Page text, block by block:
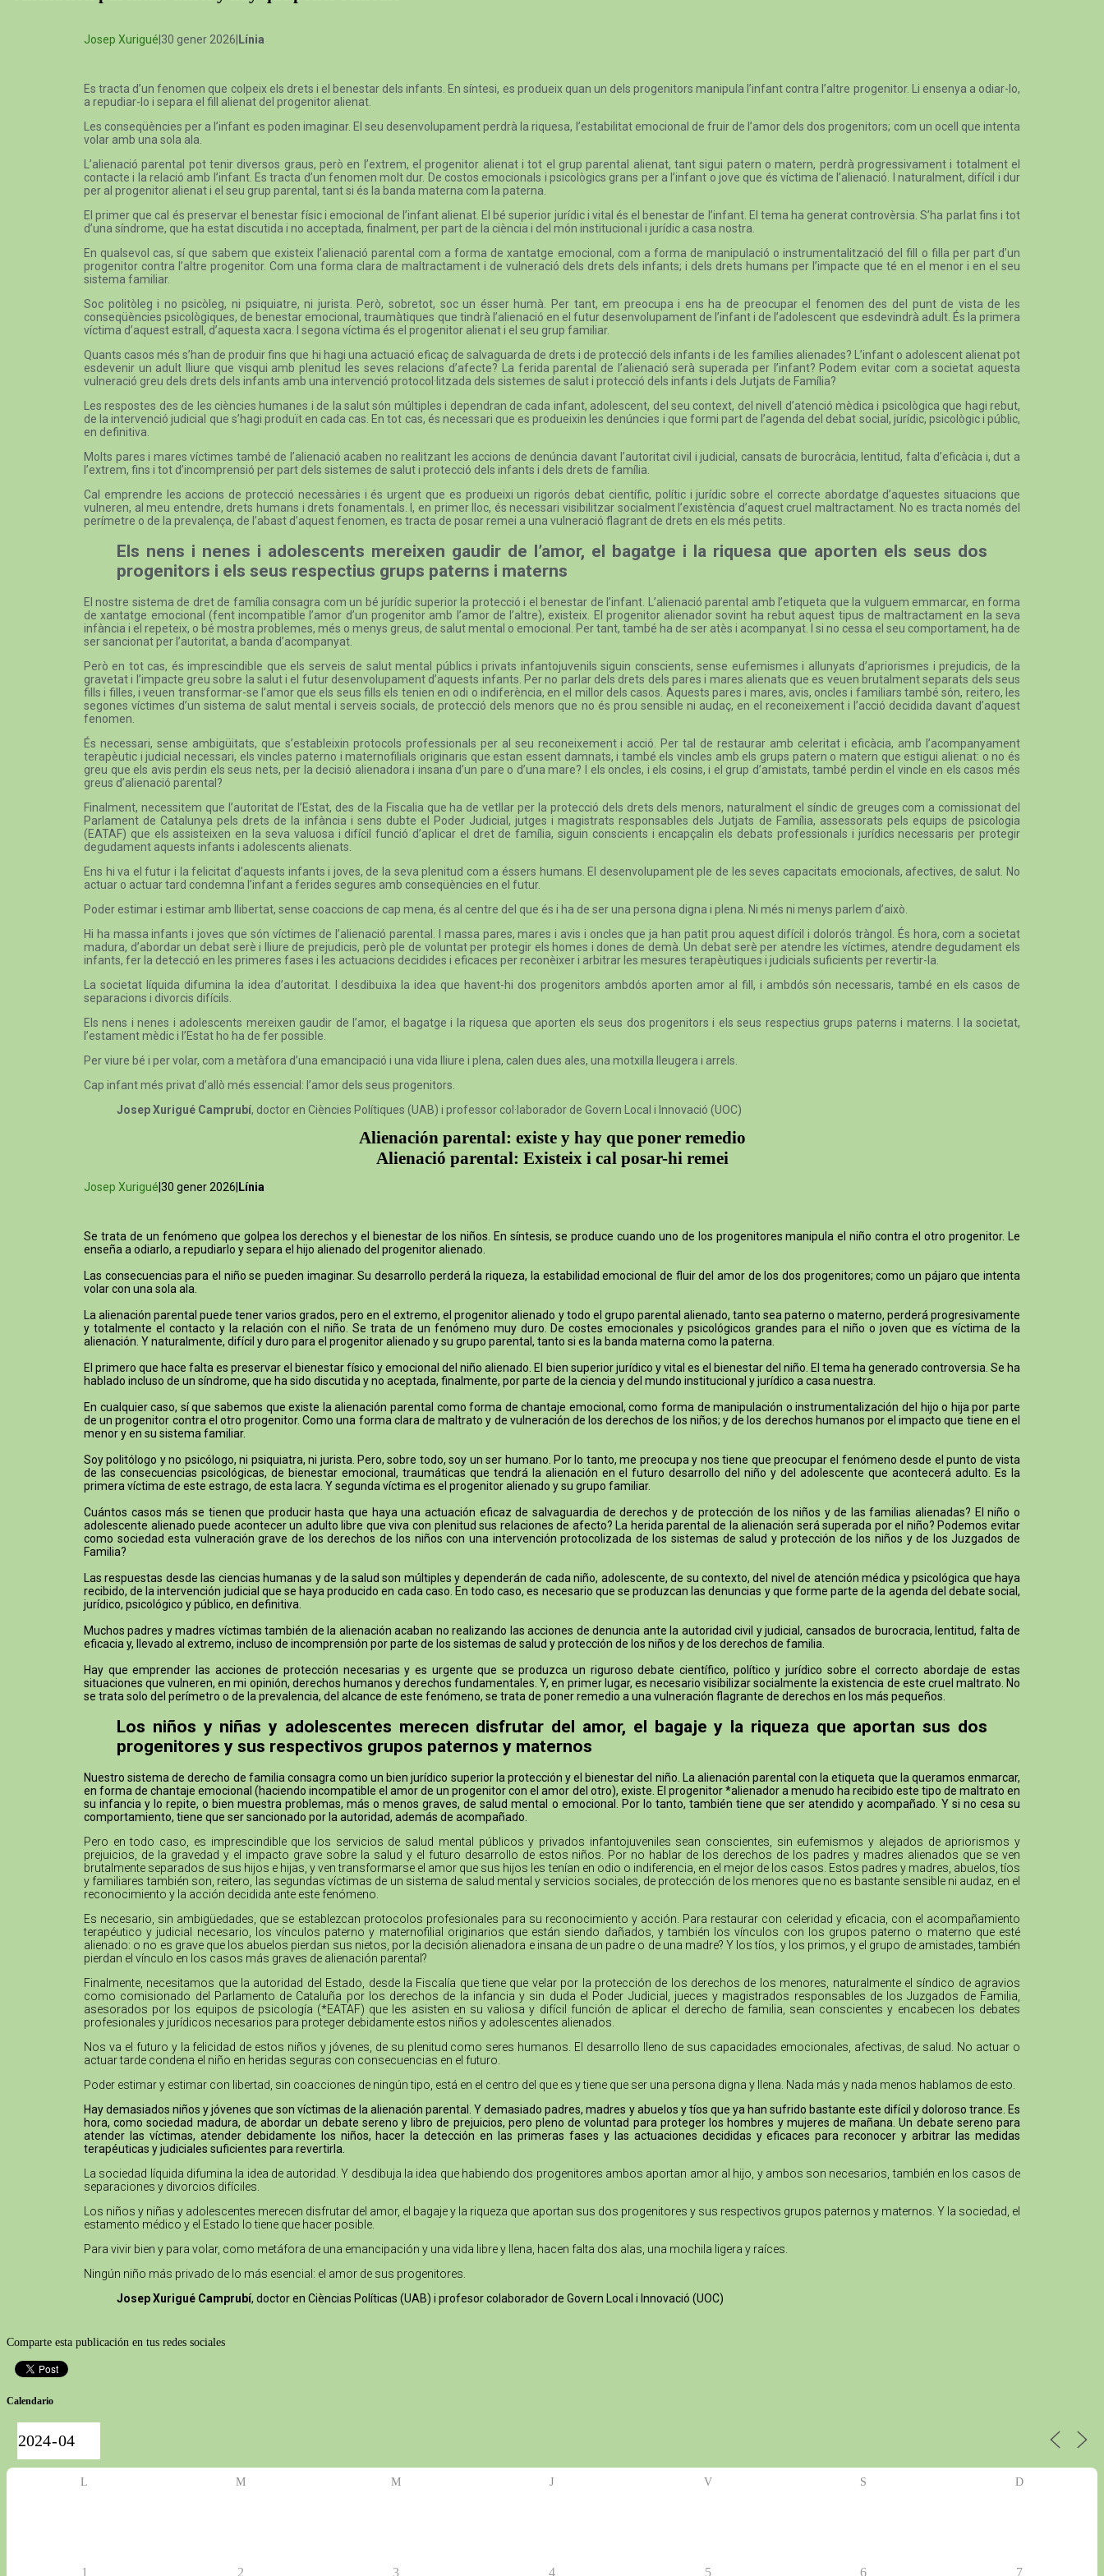
Josep Xurigué |30 gener 2026| Línia
Es tracta d’un fenomen que colpeix els drets i el benestar dels infants. En síntesi, es produeix quan un dels progenitors manipula l’infant contra l’altre progenitor. Li ensenya a odiar-lo,
a repudiar-lo i separa el fill alienat del progenitor alienat.
Les conseqüències per a l’infant es poden imaginar. El seu desenvolupament perdrà la riquesa, l’estabilitat emocional de fruir de l’amor dels dos progenitors; com un ocell que intenta
volar amb una sola ala.
L’alienació parental pot tenir diversos graus, però en l’extrem, el progenitor alienat i tot el grup parental alienat, tant sigui patern o matern, perdrà progressivament i totalment el
contacte i la relació amb l’infant. Es tracta d’un fenomen molt dur. De costos emocionals i psicològics grans per a l’infant o jove que és víctima de l’alienació. I naturalment, difícil i dur
per al progenitor alienat i el seu grup parental, tant si és la banda materna com la paterna.
El primer que cal és preservar el benestar físic i emocional de l’infant alienat. El bé superior jurídic i vital és el benestar de l’infant. El tema ha generat controvèrsia. S’ha parlat fins i tot
d’una síndrome, que ha estat discutida i no acceptada, finalment, per part de la ciència i del món institucional i jurídic a casa nostra.
En qualsevol cas, sí que sabem que existeix l’alienació parental com a forma de xantatge emocional, com a forma de manipulació o instrumentalització del fill o filla per part d’un
progenitor contra l’altre progenitor. Com una forma clara de maltractament i de vulneració dels drets dels infants; i dels drets humans per l’impacte que té en el menor i en el seu
sistema familiar.
Soc politòleg i no psicòleg, ni psiquiatre, ni jurista. Però, sobretot, soc un ésser humà. Per tant, em preocupa i ens ha de preocupar el fenomen des del punt de vista de les
conseqüències psicològiques, de benestar emocional, traumàtiques que tindrà l’alienació en el futur desenvolupament de l’infant i de l’adolescent que esdevindrà adult. És la primera
víctima d’aquest estrall, d’aquesta xacra. I segona víctima és el progenitor alienat i el seu grup familiar.
Quants casos més s’han de produir fins que hi hagi una actuació eficaç de salvaguarda de drets i de protecció dels infants i de les famílies alienades? L’infant o adolescent alienat pot
esdevenir un adult lliure que visqui amb plenitud les seves relacions d’afecte? La ferida parental de l’alienació serà superada per l’infant? Podem evitar com a societat aquesta
vulneració greu dels drets dels infants amb una intervenció protocol·litzada dels sistemes de salut i protecció dels infants i dels Jutjats de Família?
Les respostes des de les ciències humanes i de la salut són múltiples i dependran de cada infant, adolescent, del seu context, del nivell d’atenció mèdica i psicològica que hagi rebut,
de la intervenció judicial que s’hagi produït en cada cas. En tot cas, és necessari que es produeixin les denúncies i que formi part de l’agenda del debat social, jurídic, psicològic i públic,
en definitiva.
Molts pares i mares víctimes també de l’alienació acaben no realitzant les accions de denúncia davant l’autoritat civil i judicial, cansats de burocràcia, lentitud, falta d’eficàcia i, dut a
l’extrem, fins i tot d’incomprensió per part dels sistemes de salut i protecció dels infants i dels drets de família.
Cal emprendre les accions de protecció necessàries i és urgent que es produeixi un rigorós debat científic, polític i jurídic sobre el correcte abordatge d’aquestes situacions que
vulneren, al meu entendre, drets humans i drets fonamentals. I, en primer lloc, és necessari visibilitzar socialment l’existència d’aquest cruel maltractament. No es tracta només del
perímetre o de la prevalença, de l’abast d’aquest fenomen, es tracta de posar remei a una vulneració flagrant de drets en els més petits.
Els nens i nenes i adolescents mereixen gaudir de l’amor, el bagatge i la riquesa que aporten els seus dos
progenitors i els seus respectius grups paterns i materns
El nostre sistema de dret de família consagra com un bé jurídic superior la protecció i el benestar de l’infant. L’alienació parental amb l’etiqueta que la vulguem emmarcar, en forma
de xantatge emocional (fent incompatible l’amor d’un progenitor amb l’amor de l’altre), existeix. El progenitor alienador sovint ha rebut aquest tipus de maltractament en la seva
infància i el repeteix, o bé mostra problemes, més o menys greus, de salut mental o emocional. Per tant, també ha de ser atès i acompanyat. I si no cessa el seu comportament, ha de
ser sancionat per l’autoritat, a banda d’acompanyat.
Però en tot cas, és imprescindible que els serveis de salut mental públics i privats infantojuvenils siguin conscients, sense eufemismes i allunyats d’apriorismes i prejudicis, de la
gravetat i l’impacte greu sobre la salut i el futur desenvolupament d’aquests infants. Per no parlar dels drets dels pares i mares alienats que es veuen brutalment separats dels seus
fills i filles, i veuen transformar-se l’amor que els seus fills els tenien en odi o indiferència, en el millor dels casos. Aquests pares i mares, avis, oncles i familiars també són, reitero, les
segones víctimes d’un sistema de salut mental i serveis socials, de protecció dels menors que no és prou sensible ni audaç, en el reconeixement i l’acció decidida davant d’aquest
fenomen.
És necessari, sense ambigüitats, que s’estableixin protocols professionals per al seu reconeixement i acció. Per tal de restaurar amb celeritat i eficàcia, amb l’acompanyament
terapèutic i judicial necessari, els vincles paterno i maternofilials originaris que estan essent damnats, i també els vincles amb els grups patern o matern que estigui alienat: o no és
greu que els avis perdin els seus nets, per la decisió alienadora i insana d’un pare o d’una mare? I els oncles, i els cosins, i el grup d’amistats, també perdin el vincle en els casos més
greus d’alienació parental?
Finalment, necessitem que l’autoritat de l’Estat, des de la Fiscalia que ha de vetllar per la protecció dels drets dels menors, naturalment el síndic de greuges com a comissionat del
Parlament de Catalunya pels drets de la infància i sens dubte el Poder Judicial, jutges i magistrats responsables dels Jutjats de Família, assessorats pels equips de psicologia
(EATAF) que els assisteixen en la seva valuosa i difícil funció d’aplicar el dret de família, siguin conscients i encapçalin els debats professionals i jurídics necessaris per protegir
degudament aquests infants i adolescents alienats.
Ens hi va el futur i la felicitat d’aquests infants i joves, de la seva plenitud com a éssers humans. El desenvolupament ple de les seves capacitats emocionals, afectives, de salut. No
actuar o actuar tard condemna l’infant a ferides segures amb conseqüències en el futur.
Poder estimar i estimar amb llibertat, sense coaccions de cap mena, és al centre del que és i ha de ser una persona digna i plena. Ni més ni menys parlem d’això.
Hi ha massa infants i joves que són víctimes de l’alienació parental. I massa pares, mares i avis i oncles que ja han patit prou aquest difícil i dolorós tràngol. És hora, com a societat
madura, d’abordar un debat serè i lliure de prejudicis, però ple de voluntat per protegir els homes i dones de demà. Un debat serè per atendre les víctimes, atendre degudament els
infants, fer la detecció en les primeres fases i les actuacions decidides i eficaces per reconèixer i arbitrar les mesures terapèutiques i judicials suficients per revertir-la.
La societat líquida difumina la idea d’autoritat. I desdibuixa la idea que havent-hi dos progenitors ambdós aporten amor al fill, i ambdós són necessaris, també en els casos de
separacions i divorcis difícils.
Els nens i nenes i adolescents mereixen gaudir de l’amor, el bagatge i la riquesa que aporten els seus dos progenitors i els seus respectius grups paterns i materns. I la societat,
l’estament mèdic i l’Estat ho ha de fer possible.
Per viure bé i per volar, com a metàfora d’una emancipació i una vida lliure i plena, calen dues ales, una motxilla lleugera i arrels.
Cap infant més privat d’allò més essencial: l’amor dels seus progenitors.
Josep Xurigué Camprubí, doctor en Ciències Polítiques (UAB) i professor col·laborador de Govern Local i Innovació (UOC)
Alienación parental: existe y hay que poner remedio
Alienació parental: Existeix i cal posar-hi remei
Josep Xurigué |30 gener 2026| Línia
Se trata de un fenómeno que golpea los derechos y el bienestar de los niños. En síntesis, se produce cuando uno de los progenitores manipula el niño contra el otro progenitor. Le
enseña a odiarlo, a repudiarlo y separa el hijo alienado del progenitor alienado.
Las consecuencias para el niño se pueden imaginar. Su desarrollo perderá la riqueza, la estabilidad emocional de fluir del amor de los dos progenitores; como un pájaro que intenta
volar con una sola ala.
La alienación parental puede tener varios grados, pero en el extremo, el progenitor alienado y todo el grupo parental alienado, tanto sea paterno o materno, perderá progresivamente
y totalmente el contacto y la relación con el niño. Se trata de un fenómeno muy duro. De costes emocionales y psicológicos grandes para el niño o joven que es víctima de la
alienación. Y naturalmente, difícil y duro para el progenitor alienado y su grupo parental, tanto si es la banda materna como la paterna.
El primero que hace falta es preservar el bienestar físico y emocional del niño alienado. El bien superior jurídico y vital es el bienestar del niño. El tema ha generado controversia. Se ha
hablado incluso de un síndrome, que ha sido discutida y no aceptada, finalmente, por parte de la ciencia y del mundo institucional y jurídico a casa nuestra.
En cualquier caso, sí que sabemos que existe la alienación parental como forma de chantaje emocional, como forma de manipulación o instrumentalización del hijo o hija por parte
de un progenitor contra el otro progenitor. Como una forma clara de maltrato y de vulneración de los derechos de los niños; y de los derechos humanos por el impacto que tiene en el
menor y en su sistema familiar.
Soy politólogo y no psicólogo, ni psiquiatra, ni jurista. Pero, sobre todo, soy un ser humano. Por lo tanto, me preocupa y nos tiene que preocupar el fenómeno desde el punto de vista
de las consecuencias psicológicas, de bienestar emocional, traumáticas que tendrá la alienación en el futuro desarrollo del niño y del adolescente que acontecerá adulto. Es la
primera víctima de este estrago, de esta lacra. Y segunda víctima es el progenitor alienado y su grupo familiar.
Cuántos casos más se tienen que producir hasta que haya una actuación eficaz de salvaguardia de derechos y de protección de los niños y de las familias alienadas? El niño o
adolescente alienado puede acontecer un adulto libre que viva con plenitud sus relaciones de afecto? La herida parental de la alienación será superada por el niño? Podemos evitar
como sociedad esta vulneración grave de los derechos de los niños con una intervención protocolizada de los sistemas de salud y protección de los niños y de los Juzgados de
Familia?
Las respuestas desde las ciencias humanas y de la salud son múltiples y dependerán de cada niño, adolescente, de su contexto, del nivel de atención médica y psicológica que haya
recibido, de la intervención judicial que se haya producido en cada caso. En todo caso, es necesario que se produzcan las denuncias y que forme parte de la agenda del debate social,
jurídico, psicológico y público, en definitiva.
Muchos padres y madres víctimas también de la alienación acaban no realizando las acciones de denuncia ante la autoridad civil y judicial, cansados de burocracia, lentitud, falta de
eficacia y, llevado al extremo, incluso de incomprensión por parte de los sistemas de salud y protección de los niños y de los derechos de familia.
Hay que emprender las acciones de protección necesarias y es urgente que se produzca un riguroso debate científico, político y jurídico sobre el correcto abordaje de estas
situaciones que vulneren, en mi opinión, derechos humanos y derechos fundamentales. Y, en primer lugar, es necesario visibilizar socialmente la existencia de este cruel maltrato. No
se trata solo del perímetro o de la prevalencia, del alcance de este fenómeno, se trata de poner remedio a una vulneración flagrante de derechos en los más pequeños.
Los niños y niñas y adolescentes merecen disfrutar del amor, el bagaje y la riqueza que aportan sus dos
progenitores y sus respectivos grupos paternos y maternos
Nuestro sistema de derecho de familia consagra como un bien jurídico superior la protección y el bienestar del niño. La alienación parental con la etiqueta que la queramos enmarcar,
en forma de chantaje emocional (haciendo incompatible el amor de un progenitor con el amor del otro), existe. El progenitor *alienador a menudo ha recibido este tipo de maltrato en
su infancia y lo repite, o bien muestra problemas, más o menos graves, de salud mental o emocional. Por lo tanto, también tiene que ser atendido y acompañado. Y si no cesa su
comportamiento, tiene que ser sancionado por la autoridad, además de acompañado.
Pero en todo caso, es imprescindible que los servicios de salud mental públicos y privados infantojuveniles sean conscientes, sin eufemismos y alejados de apriorismos y
prejuicios, de la gravedad y el impacto grave sobre la salud y el futuro desarrollo de estos niños. Por no hablar de los derechos de los padres y madres alienados que se ven
brutalmente separados de sus hijos e hijas, y ven transformarse el amor que sus hijos les tenían en odio o indiferencia, en el mejor de los casos. Estos padres y madres, abuelos, tíos
y familiares también son, reitero, las segundas víctimas de un sistema de salud mental y servicios sociales, de protección de los menores que no es bastante sensible ni audaz, en el
reconocimiento y la acción decidida ante este fenómeno.
Es necesario, sin ambigüedades, que se establezcan protocolos profesionales para su reconocimiento y acción. Para restaurar con celeridad y eficacia, con el acompañamiento
terapéutico y judicial necesario, los vínculos paterno y maternofilial originarios que están siendo dañados, y también los vínculos con los grupos paterno o materno que esté
alienado: o no es grave que los abuelos pierdan sus nietos, por la decisión alienadora e insana de un padre o de una madre? Y los tíos, y los primos, y el grupo de amistades, también
pierdan el vínculo en los casos más graves de alienación parental?
Finalmente, necesitamos que la autoridad del Estado, desde la Fiscalía que tiene que velar por la protección de los derechos de los menores, naturalmente el síndico de agravios
como comisionado del Parlamento de Cataluña por los derechos de la infancia y sin duda el Poder Judicial, jueces y magistrados responsables de los Juzgados de Familia,
asesorados por los equipos de psicología (*EATAF) que les asisten en su valiosa y difícil función de aplicar el derecho de familia, sean conscientes y encabecen los debates
profesionales y jurídicos necesarios para proteger debidamente estos niños y adolescentes alienados.
Nos va el futuro y la felicidad de estos niños y jóvenes, de su plenitud como seres humanos. El desarrollo lleno de sus capacidades emocionales, afectivas, de salud. No actuar o
actuar tarde condena el niño en heridas seguras con consecuencias en el futuro.
Poder estimar y estimar con libertad, sin coacciones de ningún tipo, está en el centro del que es y tiene que ser una persona digna y llena. Nada más y nada menos hablamos de esto.
Hay demasiados niños y jóvenes que son víctimas de la alienación parental. Y demasiado padres, madres y abuelos y tíos que ya han sufrido bastante este difícil y doloroso trance. Es
hora, como sociedad madura, de abordar un debate sereno y libro de prejuicios, pero pleno de voluntad para proteger los hombres y mujeres de mañana. Un debate sereno para
atender las víctimas, atender debidamente los niños, hacer la detección en las primeras fases y las actuaciones decididas y eficaces para reconocer y arbitrar las medidas
terapéuticas y judiciales suficientes para revertirla.
La sociedad líquida difumina la idea de autoridad. Y desdibuja la idea que habiendo dos progenitores ambos aportan amor al hijo, y ambos son necesarios, también en los casos de
separaciones y divorcios difíciles.
Los niños y niñas y adolescentes merecen disfrutar del amor, el bagaje y la riqueza que aportan sus dos progenitores y sus respectivos grupos paternos y maternos. Y la sociedad, el
estamento médico y el Estado lo tiene que hacer posible.
Para vivir bien y para volar, como metáfora de una emancipación y una vida libre y llena, hacen falta dos alas, una mochila ligera y raíces.
Ningún niño más privado de lo más esencial: el amor de sus progenitores.
Josep Xurigué Camprubí, doctor en Cièncias Políticas (UAB) i profesor colaborador de Govern Local i Innovació (UOC)
Comparte esta publicación en tus redes sociales
Calendario
L M M J V S D
1 2 3 4 5 6 7